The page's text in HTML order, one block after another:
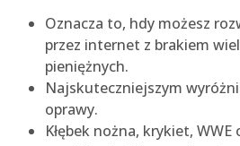
Oznacza to, hdy możesz
przez internet z brakiem
pieniężnych.
Najskuteczniejszym
oprawy.
Kłębek nożna, krykiet,